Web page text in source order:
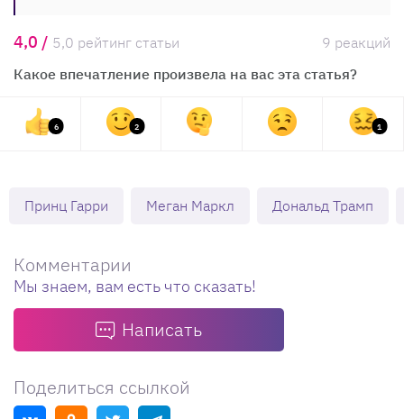
4,0 / 5,0 рейтинг статьи
9 реакций
Какое впечатление произвела на вас эта статья?
6 2 1
Принц Гарри Меган Маркл Дональд Трамп
Комментарии
Мы знаем, вам есть что сказать!
Написать
Поделиться ссылкой